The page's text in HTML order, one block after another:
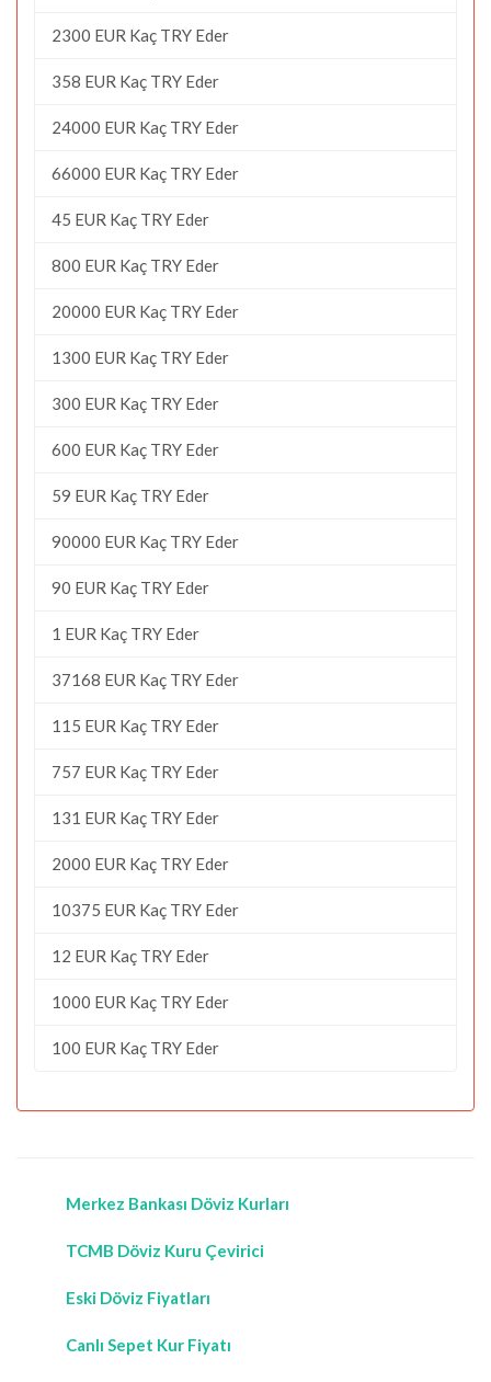
2300 EUR Kaç TRY Eder
358 EUR Kaç TRY Eder
24000 EUR Kaç TRY Eder
66000 EUR Kaç TRY Eder
45 EUR Kaç TRY Eder
800 EUR Kaç TRY Eder
20000 EUR Kaç TRY Eder
1300 EUR Kaç TRY Eder
300 EUR Kaç TRY Eder
600 EUR Kaç TRY Eder
59 EUR Kaç TRY Eder
90000 EUR Kaç TRY Eder
90 EUR Kaç TRY Eder
1 EUR Kaç TRY Eder
37168 EUR Kaç TRY Eder
115 EUR Kaç TRY Eder
757 EUR Kaç TRY Eder
131 EUR Kaç TRY Eder
2000 EUR Kaç TRY Eder
10375 EUR Kaç TRY Eder
12 EUR Kaç TRY Eder
1000 EUR Kaç TRY Eder
100 EUR Kaç TRY Eder
Merkez Bankası Döviz Kurları
TCMB Döviz Kuru Çevirici
Eski Döviz Fiyatları
Canlı Sepet Kur Fiyatı